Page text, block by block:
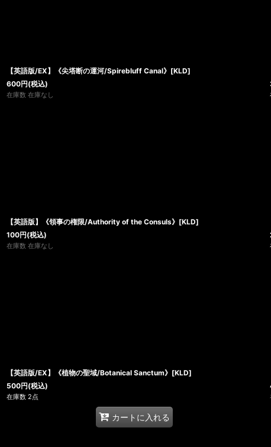
【英語版/EX】《尖塔断の運河/Spirebluff Canal》[KLD]
600円(税込)
在庫数 在庫なし
【英語版】《領事の権限/Authority of the Consuls》[KLD]
100円(税込)
在庫数 在庫なし
【英語版/EX】《植物の聖域/Botanical Sanctum》[KLD]
500円(税込)
在庫数 2点
カートに入れる